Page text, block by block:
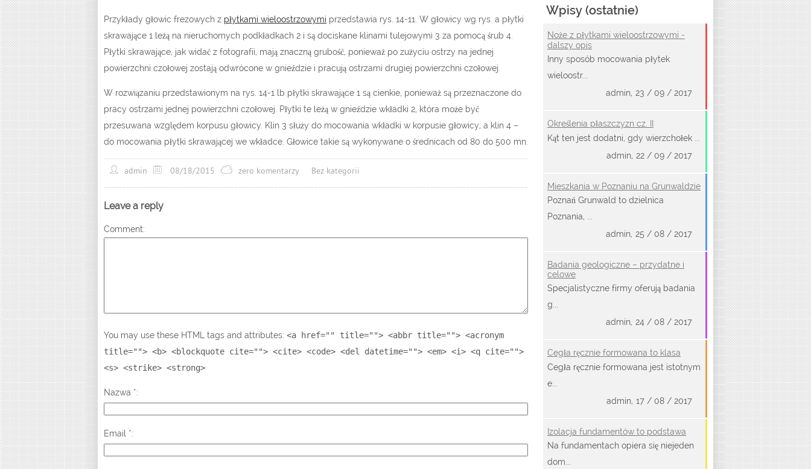
Wpisy (ostatnie)
Noże z płytkami wieloostrzowymi -
dalszy opis
Inny sposób mocowania płytek
wieloostr...
23 / 09 / 2017
admin,
Określenia płaszczyzn cz. II
Kąt ten jest dodatni, gdy wierzchołek ...
22 / 09 / 2017
admin,
Mieszkania w Poznaniu na Grunwaldzie
Poznań Grunwald to dzielnica
Poznania, ...
25 / 08 / 2017
admin,
Badania geologiczne – przydatne i
celowe
Specjalistyczne firmy oferują badania
g...
24 / 08 / 2017
admin,
Cegła ręcznie formowana to klasa
Cegła ręcznie formowana jest istotnym
e...
17 / 08 / 2017
admin,
Izolacja fundamentów to podstawa
Na fundamentach opiera się niejeden
dom...
Przykłady głowic frezowych z płytkami wieloostrzowymi przedstawia rys. 14-11. W głowicy wg rys. a płytki
skrawające 1 leżą na nieruchomych podkładkach 2 i są dociskane klinami tulejowymi 3 za pomocą śrub 4.
Płytki skrawające, jak widać z fotografii, mają znaczną grubość, ponieważ po zużyciu ostrzy na jednej
powierzchni czołowej zostają odwrócone w gnieździe i pracują ostrzami drugiej powierzchni czołowej.
W rozwiązaniu przedstawionym na rys. 14-1 lb płytki skrawające 1 są cienkie, ponieważ są przeznaczone do
pracy ostrzami jednej powierzchni czołowej. Płytki te leżą w gnieździe wkładki 2, która może być
przesuwana względem korpusu głowicy. Klin 3 służy do mocowania wkładki w korpusie głowicy, a klin 4 –
do mocowania płytki skrawającej we wkładce. Głowice takie są wykonywane o średnicach od 80 do 500 mn.
admin 08/18/2015 zero komentarzy Bez kategorii
Leave a reply
Comment
You may use these HTML tags and attributes: <a href="" title=""> <abbr title=""> <acronym
title=""> <b> <blockquote cite=""> <cite> <code> <del datetime=""> <em> <i> <q cite="">
<s> <strike> <strong>
Nazwa *
Email *